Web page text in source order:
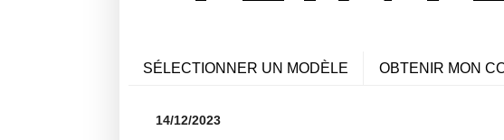
SÉLECTIONNER UN MODÈLE OBTENIR MON
14/12/2023